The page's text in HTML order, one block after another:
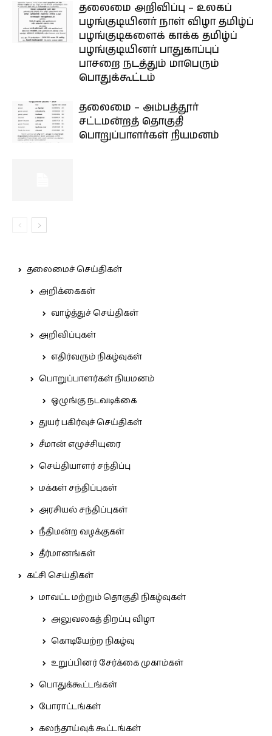
தலைமை அறிவிப்பு – உலகப்
பழங்குடியினர் நாள் விழா தமிழ்ப்
பழங்குடிகளைக் காக்க தமிழ்ப்
பழங்குடியினர் பாதுகாப்புப்
பாசறை நடத்தும் மாபெரும்
பொதுக்கூட்டம்
தலைமை – அம்பத்தூர்
சட்டமன்றத் தொகுதி
பொறுப்பாளர்கள் நியமனம்
தலைமைச் செய்திகள்
அறிக்கைகள்
வாழ்த்துச் செய்திகள்
அறிவிப்புகள்
எதிர்வரும் நிகழ்வுகள்
பொறுப்பாளர்கள் நியமனம்
ஒழுங்கு நடவடிக்கை
துயர் பகிர்வுச் செய்திகள்
சீமான் எழுச்சியுரை
செய்தியாளர் சந்திப்பு
மக்கள் சந்திப்புகள்
அரசியல் சந்திப்புகள்
நீதிமன்ற வழக்குகள்
தீர்மானங்கள்
கட்சி செய்திகள்
மாவட்ட மற்றும் தொகுதி நிகழ்வுகள்
அலுவலகத் திறப்பு விழா
கொடியேற்ற நிகழ்வு
உறுப்பினர் சேர்க்கை முகாம்கள்
பொதுக்கூட்டங்கள்
போராட்டங்கள்
கலந்தாய்வுக் கூட்டங்கள்